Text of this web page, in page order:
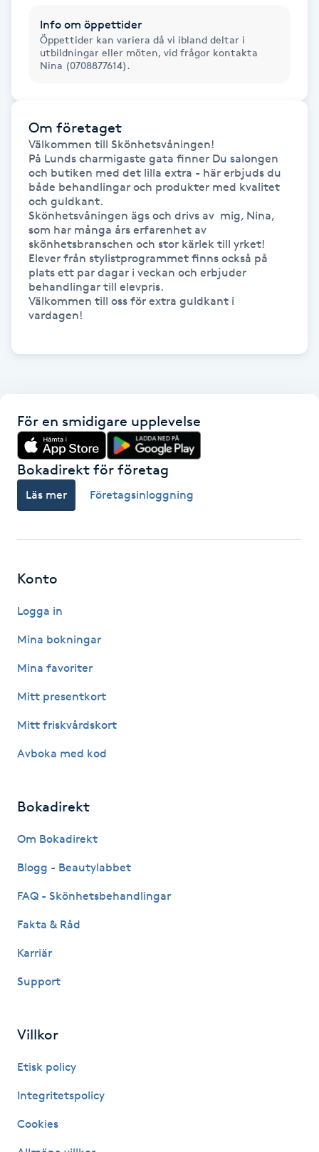
Healing
HIFU
Hollywood Peel
Hot Stone Massage
Hot yoga
Hudföryngring
Huduppstramning
Hyperhidros
Hypnos
Hårvård
Hälsprickor
IR-massage
Japansk massage
K
Kemisk peeling
Keratinbehandling
Info om öppettider
Öppettider kan variera då vi ibland deltar i
utbildningar eller möten, vid frågor kontakta
Nina (0708877614).
Om företaget
Välkommen till Skönhetsvåningen!
På Lunds charmigaste gata finner Du salongen
och butiken med det lilla extra - här erbjuds du
både behandlingar och produkter med kvalitet
och guldkant.
Skönhetsvåningen ägs och drivs av  mig, Nina,
som har många års erfarenhet av
skönhetsbranschen och stor kärlek till yrket!
Elever från stylistprogrammet finns också på
plats ett par dagar i veckan och erbjuder
behandlingar till elevpris.
Välkommen till oss för extra guldkant i
vardagen!
För en smidigare upplevelse
Bokadirekt för företag
Läs mer Företagsinloggning
Konto
Logga in
Mina bokningar
Mina favoriter
Mitt presentkort
Mitt friskvårdskort
Avboka med kod
Bokadirekt
Om Bokadirekt
Blogg - Beautylabbet
FAQ - Skönhetsbehandlingar
Fakta & Råd
Karriär
Support
Villkor
Etisk policy
Integritetspolicy
Cookies